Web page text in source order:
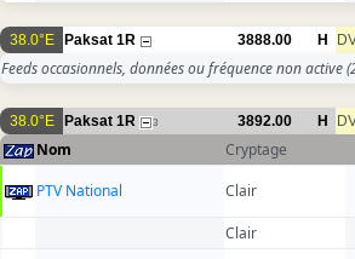
38.0°E Paksat 1R 3888.00 H
Feeds occasionnels, données ou fréquence non active
38.0°E Paksat 1R 3 3892.00 H
Nom Cryptage
PTV National
Clair
Clair